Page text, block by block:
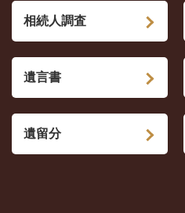
相続人調査
遺言書
遺留分